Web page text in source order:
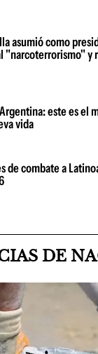
asumió como
y
este es el
vida
de combate a
DE